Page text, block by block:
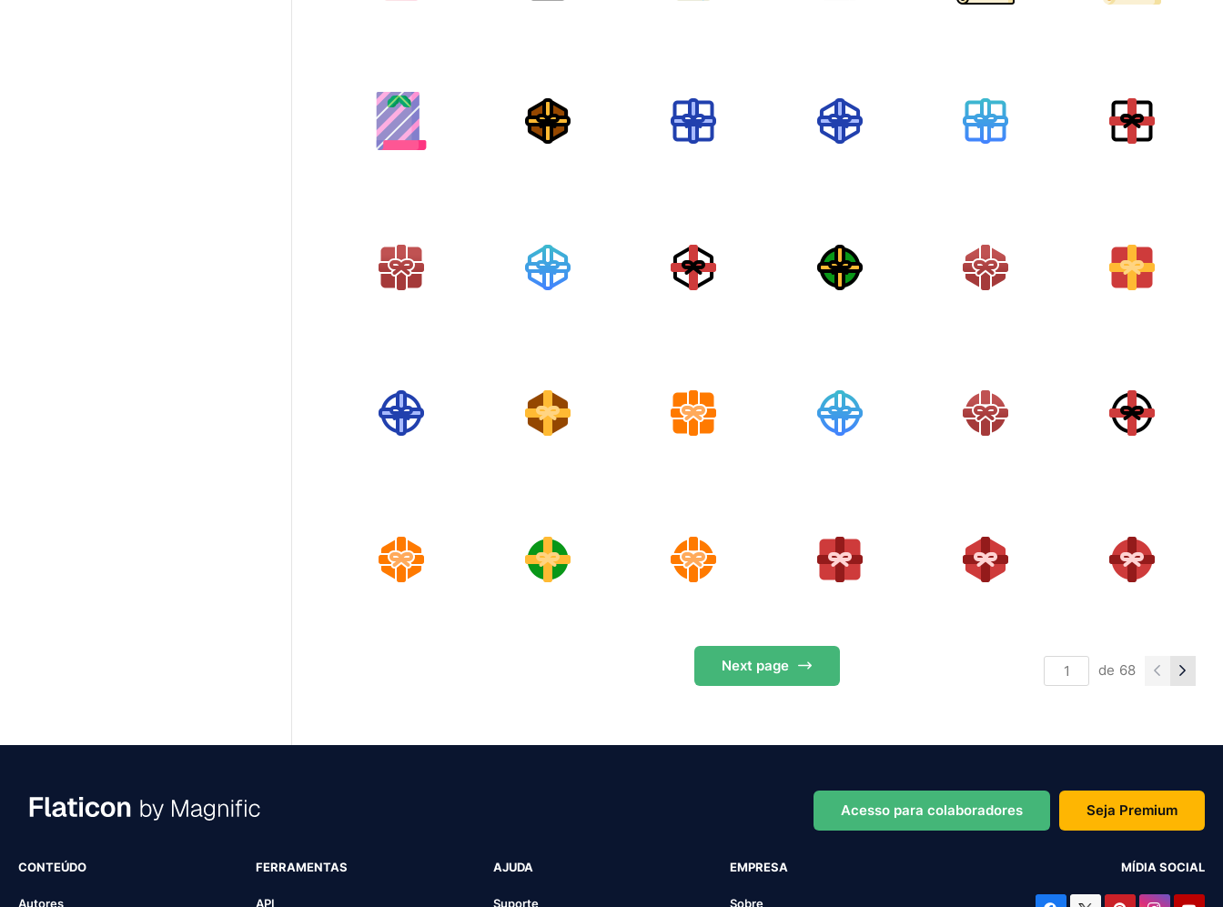
Next page de 68
Acesso para colaboradores Seja Premium
CONTEÚDO
Autores
FERRAMENTAS
API
AJUDA
Suporte
EMPRESA
Sobre
MÍDIA SOCIAL